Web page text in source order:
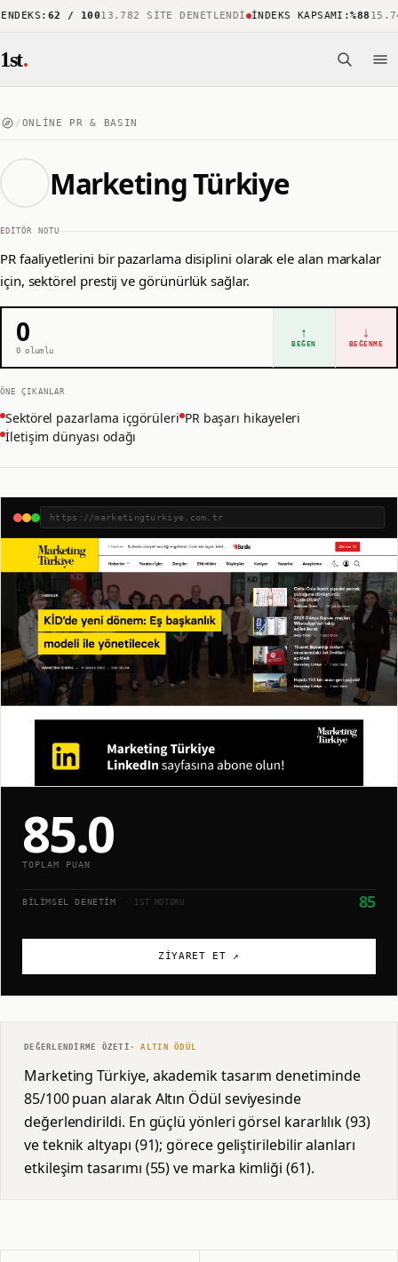
:62 / 100 13.782 SITE DENETLENDI İNDEKS KAPSAMI:%8815.743
1st.
/ONLINE PR & BASIN
Marketing Türkiye
EDITÖR NOTU
PR faaliyetlerini bir pazarlama disiplini olarak ele alan markalar
için, sektörel prestij ve görünürlük sağlar.
0
0olumlu
↑
BEĞEN
↓
BEĞENME
ÖNE ÇIKANLAR
Sektörel pazarlama içgörüleri PR başarı hikayeleri
İletişim dünyası odağı
https://marketingturkiye.com.tr
85.0
TOPLAM PUAN
BILIMSEL DENETIM · 1ST MOTORU 85
ZIYARET ET ↗
DEĞERLENDIRME ÖZETI ·ALTIN ÖDÜL
Marketing Türkiye, akademik tasarım denetiminde
85/100 puan alarak Altın Ödül seviyesinde
değerlendirildi. En güçlü yönleri görsel kararlılık (93)
ve teknik altyapı (91); görece geliştirilebilir alanları
etkileşim tasarımı (55) ve marka kimliği (61).